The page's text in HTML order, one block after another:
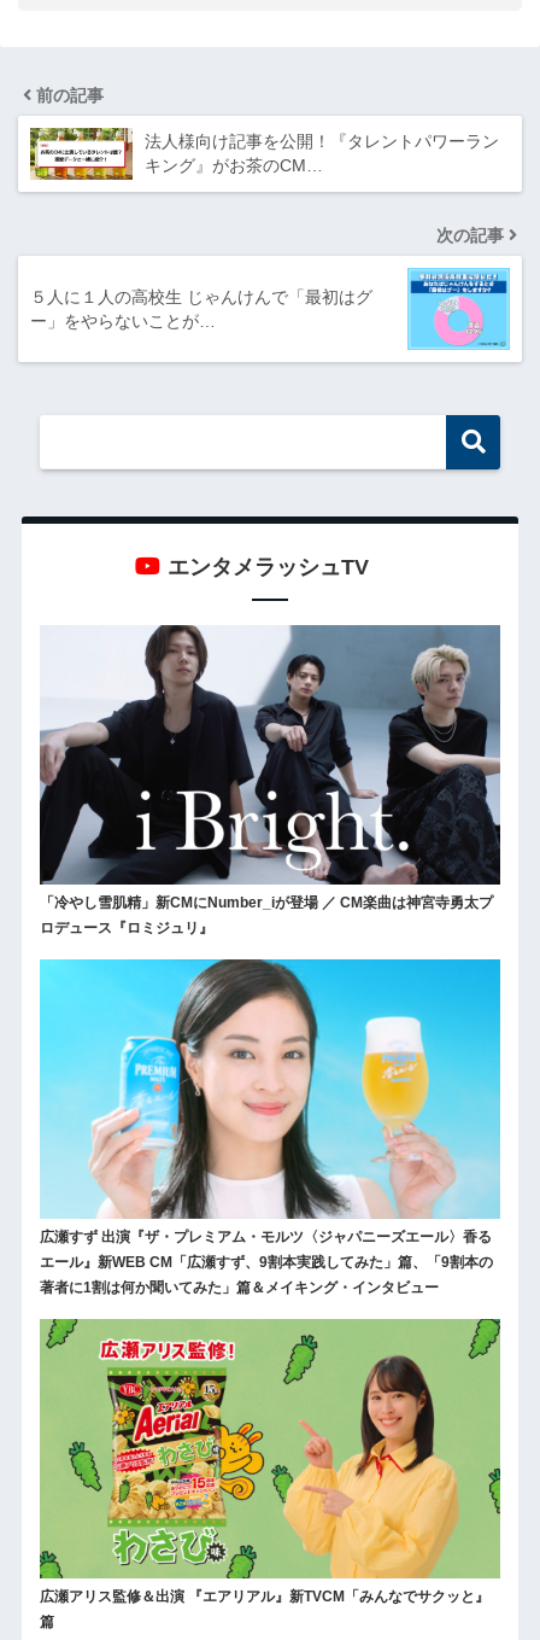
前の記事
法人様向け記事を公開！『タレントパワーラン
キング』がお茶のCM…
次の記事
５人に１人の高校生 じゃんけんで「最初はグ
ー」をやらないことが…
エンタメラッシュTV
「冷やし雪肌精」新CMにNumber_iが登場 ／ CM楽曲は神宮寺勇太プ
ロデュース『ロミジュリ』
広瀬すず 出演『ザ・プレミアム・モルツ〈ジャパニーズエール〉香る
エール』新WEB CM「広瀬すず、9割本実践してみた」篇、「9割本の
著者に1割は何か聞いてみた」篇＆メイキング・インタビュー
広瀬アリス監修＆出演 『エアリアル』新TVCM「みんなでサクッと』
篇